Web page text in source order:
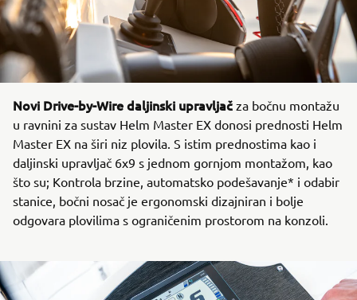
Novi Drive-by-Wire daljinski upravljač za bočnu montažu
u ravnini za sustav Helm Master EX donosi prednosti Helm
Master EX na širi niz plovila. S istim prednostima kao i
daljinski upravljač 6x9 s jednom gornjom montažom, kao
što su; Kontrola brzine, automatsko podešavanje* i odabir
stanice, bočni nosač je ergonomski dizajniran i bolje
odgovara plovilima s ograničenim prostorom na konzoli.